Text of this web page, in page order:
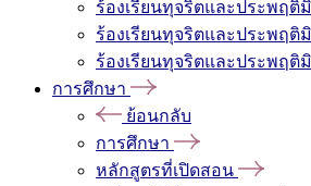
ร้องเรียนทุจริตและประพฤติ
ร้องเรียนทุจริตและประพฤติ
ร้องเรียนทุจริตและประพฤติ
การศึกษา
ย้อนกลับ
การศึกษา
หลักสูตรที่เปิดสอน